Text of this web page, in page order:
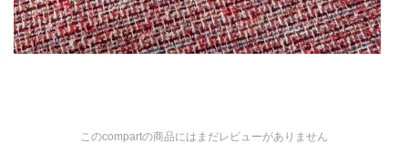
このcompartの商品にはまだレビューがありません